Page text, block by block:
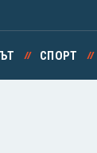
СПОРТ